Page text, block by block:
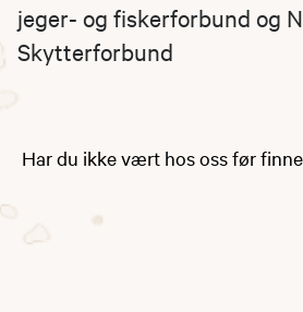
jeger- og fiskerforbund og
Skytterforbund
Har du ikke vært hos oss før